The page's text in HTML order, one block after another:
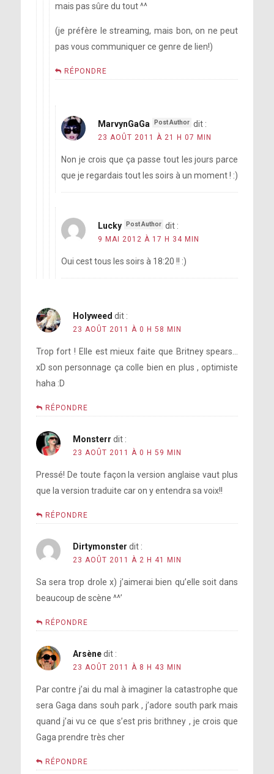
mais pas sûre du tout ^^
(je préfère le streaming, mais bon, on ne peut
pas vous communiquer ce genre de lien!)
RÉPONDRE
MarvynGaGa dit :
23 AOÛT 2011 À 21 H 07 MIN
Non je crois que ça passe tout les jours parce
que je regardais tout les soirs à un moment ! :)
Lucky dit :
9 MAI 2012 À 17 H 34 MIN
Oui cest tous les soirs à 18:20 !! :)
Holyweed dit :
23 AOÛT 2011 À 0 H 58 MIN
Trop fort ! Elle est mieux faite que Britney spears…
xD son personnage ça colle bien en plus , optimiste
haha :D
RÉPONDRE
Monsterr dit :
23 AOÛT 2011 À 0 H 59 MIN
Pressé! De toute façon la version anglaise vaut plus
que la version traduite car on y entendra sa voix!!
RÉPONDRE
Dirtymonster dit :
23 AOÛT 2011 À 2 H 41 MIN
Sa sera trop drole x) j’aimerai bien qu’elle soit dans
beaucoup de scène ^^’
RÉPONDRE
Arsène dit :
23 AOÛT 2011 À 8 H 43 MIN
Par contre j’ai du mal à imaginer la catastrophe que
sera Gaga dans souh park , j’adore south park mais
quand j’ai vu ce que s’est pris brithney , je crois que
Gaga prendre très cher
RÉPONDRE